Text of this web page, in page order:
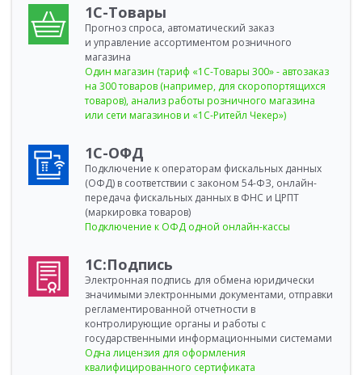
1С-Товары
Прогноз спроса, автоматический заказ
и управление ассортиментом розничного
магазина
Один магазин (тариф «1С-Товары 300» - автозаказ
на 300 товаров (например, для скоропортящихся
товаров), анализ работы розничного магазина
или сети магазинов и «1С-Ритейл Чекер»)
1С-ОФД
Подключение к операторам фискальных данных
(ОФД) в соответствии с законом 54-ФЗ, онлайн-
передача фискальных данных в ФНС и ЦРПТ
(маркировка товаров)
Подключение к ОФД одной онлайн-кассы
1С:Подпись
Электронная подпись для обмена юридически
значимыми электронными документами, отправки
регламентированной отчетности в
контролирующие органы и работы с
государственными информационными системами
Одна лицензия для оформления
квалифицированного сертификата